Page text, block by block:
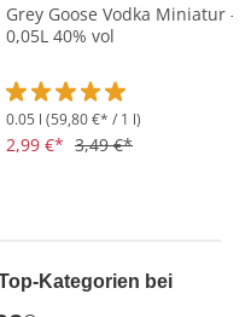
5 von 5 Sternen
Grey Goose Vodka Miniatur -
0,05L 40% vol
Durchschnittliche
0.05 l (59,80 €* / 1 l)
2,99 €* 3,49 €*
Kategorien bei